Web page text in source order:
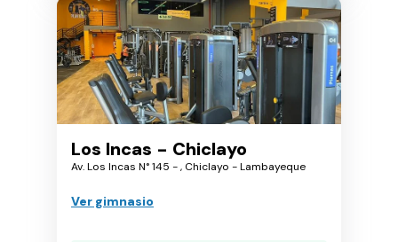
Los Incas - Chiclayo
Av. Los Incas N° 145 - , Chiclayo - Lambayeque
Ver gimnasio